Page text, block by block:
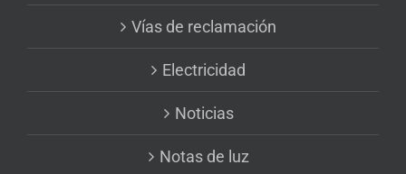
Vías de reclamación
Electricidad
Noticias
Notas de luz